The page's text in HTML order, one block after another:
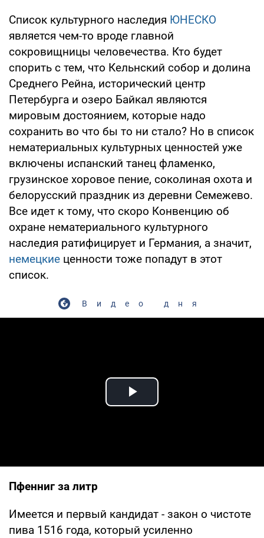
Список культурного наследия ЮНЕСКО
является чем-то вроде главной
сокровищницы человечества. Кто будет
спорить с тем, что Кельнский собор и долина
Среднего Рейна, исторический центр
Петербурга и озеро Байкал являются
мировым достоянием, которые надо
сохранить во что бы то ни стало? Но в список
нематериальных культурных ценностей уже
включены испанский танец фламенко,
грузинское хоровое пение, соколиная охота и
белорусский праздник из деревни Семежево.
Все идет к тому, что скоро Конвенцию об
охране нематериального культурного
наследия ратифицирует и Германия, а значит,
немецкие ценности тоже попадут в этот
список.
Видео дня
Play Video
Пфенниг за литр
Имеется и первый кандидат - закон о чистоте
пива 1516 года, который усиленно